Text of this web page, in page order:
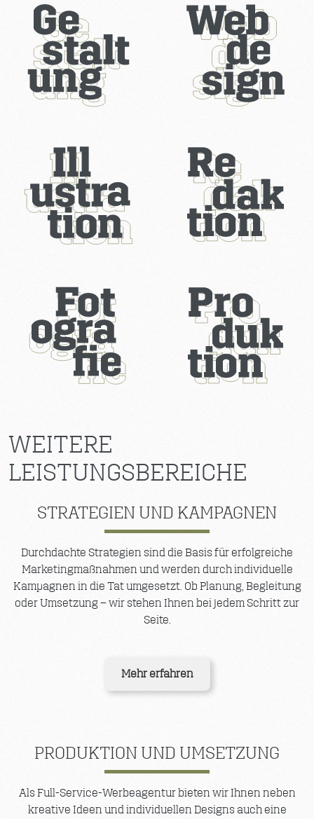
WEITERE
LEISTUNGSBEREICHE
STRATEGIEN UND KAMPAGNEN
Durchdachte Strategien sind die Basis für erfolgreiche
Marketingmaßnahmen und werden durch individuelle
Kampagnen in die Tat umgesetzt. Ob Planung, Begleitung
oder Umsetzung – wir stehen Ihnen bei jedem Schritt zur
Seite.
Mehr erfahren
PRODUKTION UND UMSETZUNG
Als Full-Service-Werbeagentur bieten wir Ihnen neben
kreative Ideen und individuellen Designs auch eine